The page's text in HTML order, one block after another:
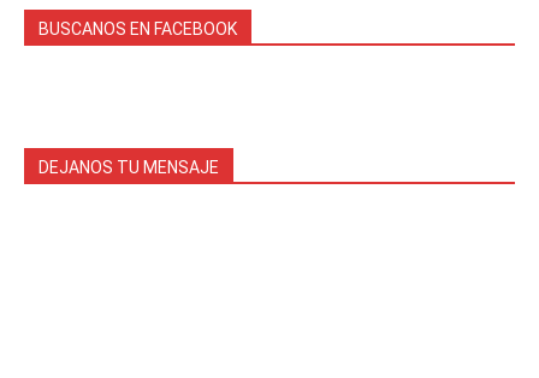
BUSCANOS EN FACEBOOK
DEJANOS TU MENSAJE